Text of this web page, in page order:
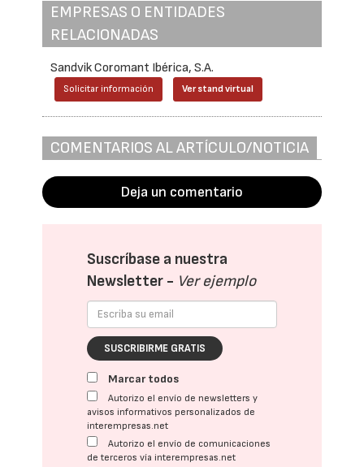
EMPRESAS O ENTIDADES
RELACIONADAS
Sandvik Coromant Ibérica, S.A.
Solicitar información Ver stand virtual
COMENTARIOS AL ARTÍCULO/NOTICIA
Deja un comentario
Suscríbase a nuestra
Newsletter - Ver ejemplo
SUSCRIBIRME GRATIS
Marcar todos
Autorizo el envío de newsletters y
avisos informativos personalizados de
interempresas.net
Autorizo el envío de comunicaciones
de terceros vía interempresas.net